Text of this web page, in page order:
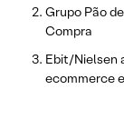
Grupo Pão
Compra
Ebit/Nielsen
ecommerce